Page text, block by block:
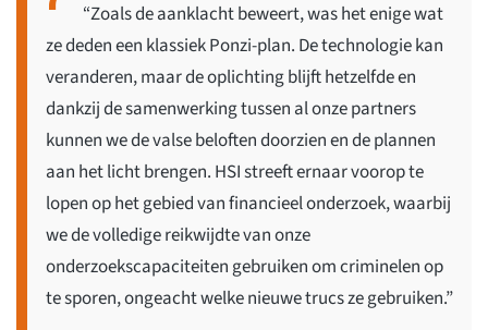
“Zoals de aanklacht beweert, was het enige wat
ze deden een klassiek Ponzi-plan. De technologie kan
veranderen, maar de oplichting blijft hetzelfde en
dankzij de samenwerking tussen al onze partners
kunnen we de valse beloften doorzien en de plannen
aan het licht brengen. HSI streeft ernaar voorop te
lopen op het gebied van financieel onderzoek, waarbij
we de volledige reikwijdte van onze
onderzoekscapaciteiten gebruiken om criminelen op
te sporen, ongeacht welke nieuwe trucs ze gebruiken.”